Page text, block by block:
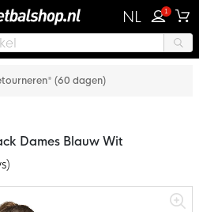
NL 1
(60 dagen)
Dames Blauw Wit
)